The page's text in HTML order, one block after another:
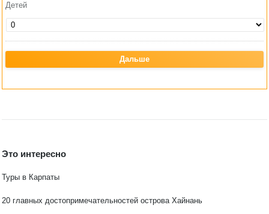
Детей
Это интересно
Туры в Карпаты
20 главных достопримечательностей острова Хайнань